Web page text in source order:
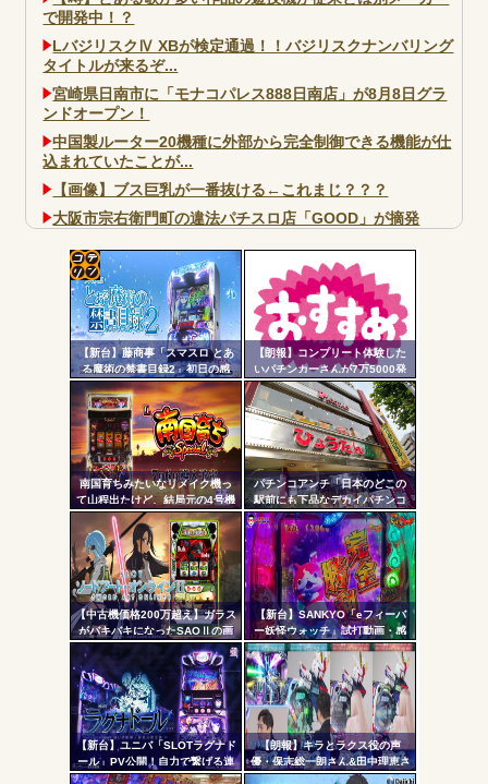
で開発中！？
LバジリスクⅣ XBが検定通過！！バジリスクナンバリング
タイトルが来るぞ...
宮崎県日南市に「モナコパレス888日南店」が8月8日グラ
ンドオープン！
中国製ルーター20機種に外部から完全制御できる機能が仕
込まれていたことが...
【画像】ブス巨乳が一番抜ける←これまじ？？？
大阪市宗右衛門町の違法パチスロ店「GOOD」が摘発
パチンコで人気のないキャラを青色担当にするのやめろや
ワイ、パチンコ屋店員の目の前で会員カードを握り潰し
「今までありがとう」と...
無職のパチンコカス(22)なんやが、ワイの人生どれくらい
ヤバいか教えて？...
AngelBeats!とかいうクソアニメの思い出ｗｗｗ
Powered by livedoor 相互RSS
【新台】藤商事「スマスロ とあ
る魔術の禁書目録2」初日の感
想・評判まとめ！噛み合った瞬
間はめっちゃおもろい。全6&コ
ンプリートデータも
【朗報】コンプリート体験した
いパチンカーさんが7万5000発
出ている台に着席した結果ｗｗ
ｗ
南国育ちみたいなリメイク機っ
て山程出たけど、結局元の4号機
では公開されていた部分を公開
しないから客が疑心暗鬼になっ
て打たないんだよな
パチンコアンチ「日本のどこの
駅前にも下品なデカイパチンコ
屋があって恥ずかしい」
【中古機価格200万超え】ガラス
がバキバキになったSAOⅡの画
像が話題に…
【新台】SANKYO「eフィーバ
ー妖怪ウォッチ」試打動画・感
想まとめ！流石にこれは覇権だ
ろ！SSS評価
【新台】ユニバ「SLOTラグナド
ール」PV公開！自力で繋げる連
鎖の爽怪感！！！
【朗報】キラとラクス役の声
優・保志総一朗さん&田中理恵さ
ん、eF機動戦士ガンダムSEED
コテ
リン
- 固
定リ
ンク
自動
更新
ツー
ル